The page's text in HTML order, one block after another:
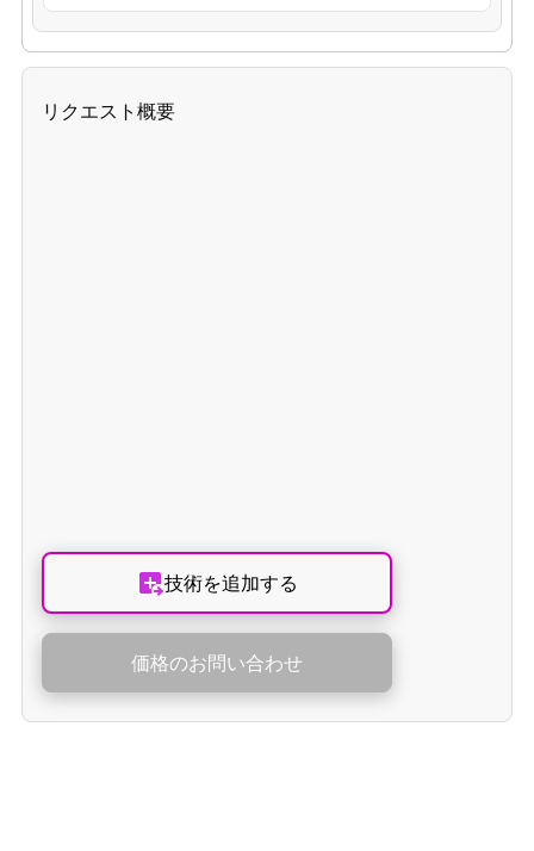
リクエスト概要
技術を追加する
価格のお問い合わせ